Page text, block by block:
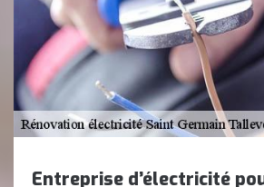
Entreprise d’électricité